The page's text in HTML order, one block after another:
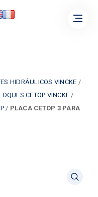
HIDRÁULICOS VINCKE /
CETOP VINCKE /
/ PLACA CETOP 3 PARA